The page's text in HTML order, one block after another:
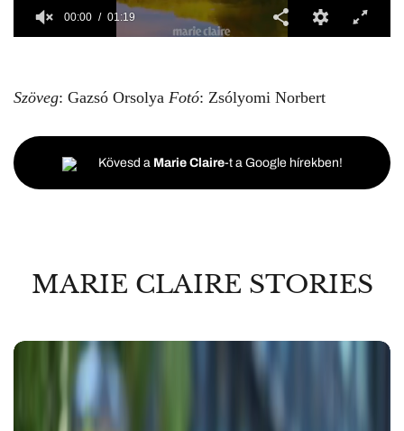
Szöveg: Gazsó Orsolya Fotó: Zsólyomi Norbert
Kövesd a Marie Claire-t a Google hírekben!
MARIE CLAIRE STORIES